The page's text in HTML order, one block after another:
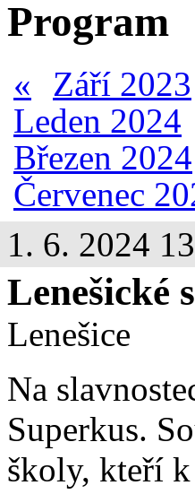
Program
« Září 2023
Leden 2024
Březen 2024
Červenec
1. 6. 2024
Lenešické
Lenešice
Na
Superkus.
školy, kteří